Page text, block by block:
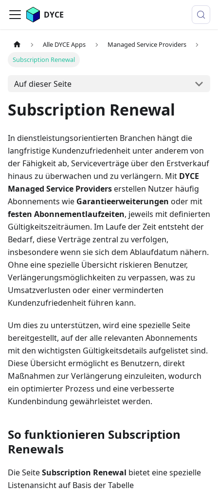
DYCE
Alle DYCE Apps
Managed Service Providers
Subscription Renewal
Auf dieser Seite
Subscription Renewal
In dienstleistungsorientierten Branchen hängt die
langfristige Kundenzufriedenheit unter anderem von
der Fähigkeit ab, Serviceverträge über den Erstverkauf
hinaus zu überwachen und zu verlängern. Mit DYCE
Managed Service Providerserstellen Nutzer häufig
Abonnements wie Garantieerweiterungen oder mit
festen Abonnementlaufzeiten, jeweils mit definierten
Gültigkeitszeiträumen. Im Laufe der Zeit entsteht der
Bedarf, diese Verträge zentral zu verfolgen,
insbesondere wenn sie sich dem Ablaufdatum nähern.
Ohne eine spezielle Übersicht riskieren Benutzer,
Verlängerungsmöglichkeiten zu verpassen, was zu
Umsatzverlusten oder einer verminderten
Kundenzufriedenheit führen kann.
Um dies zu unterstützen, wird eine spezielle Seite
bereitgestellt, auf der alle relevanten Abonnements
mit den wichtigsten Gültigkeitsdetails aufgelistet sind.
Diese Übersicht ermöglicht es Benutzern, direkt
Maßnahmen zur Verlängerung einzuleiten, wodurch
ein optimierter Prozess und eine verbesserte
Kundenbindung gewährleistet werden.
So funktionieren Subscription
Renewals
Die SeiteSubscription Renewal bietet eine spezielle
Listenansicht auf Basis der Tabelle